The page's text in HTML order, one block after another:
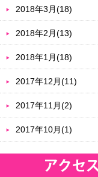
2018年3月(18)
2018年2月(13)
2018年1月(18)
2017年12月(11)
2017年11月(2)
2017年10月(1)